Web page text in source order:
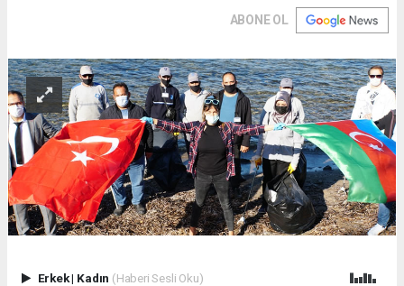
ABONE OL
Erkek| Kadın (Haberi Sesli Oku)